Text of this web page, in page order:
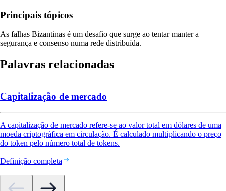
Principais tópicos
As falhas Bizantinas é um desafio que surge ao tentar manter a
segurança e consenso numa rede distribuída.
Palavras relacionadas
Capitalização de mercado
A capitalização de mercado refere-se ao valor total em dólares de uma
moeda criptográfica em circulação. É calculado multiplicando o preço
do token pelo número total de tokens.
Definição completa